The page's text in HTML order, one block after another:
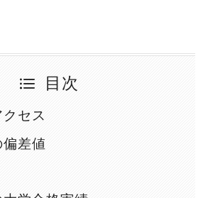
目次
セス
差値